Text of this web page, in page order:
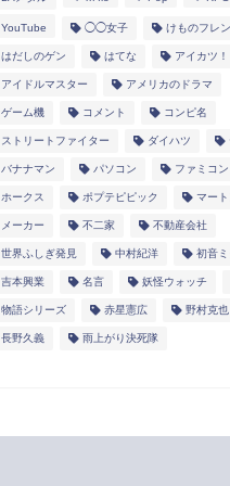
YouTube ◯◯女子 けものフレ
はだしのゲン はてな アイカツ！
アイドルマスター アメリカのドラマ
ゲーム機 コメント コンピ名
ストリートファイター ダイハツ
バナナマン パソコン ファミコン
ホークス ポプテピピック マート
メーカー 不二家 不動産会社
世界ふしぎ発見 中村紀洋 初音ミ
吉本興業 名言 妖怪ウォッチ
物語シリーズ 赤星憲広 野村克也
長野久義 雨上がり決死隊